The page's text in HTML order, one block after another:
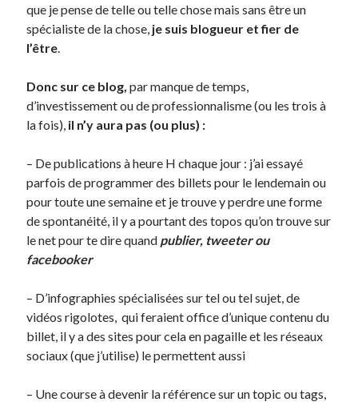
Green
Humeur
Lectures
Lyon à Livre Ouvert
Mini-monsieur
Non classé
Patchwork
Photos
Post inutile
Proust
Sons
Sorties cuculturelles
Vidéos
que je pense de telle ou telle chose mais sans être un
spécialiste de la chose, je suis blogueur et fier de
l’être.
Donc sur ce blog,par manque de temps,
d’investissement ou de professionnalisme (ou les trois à
la fois), il n’y aura pas (ou plus) :
– De publications à heure H chaque jour : j’ai essayé
parfois de programmer des billets pour le lendemain ou
pour toute une semaine et je trouve y perdre une forme
de spontanéité, il y a pourtant des topos qu’on trouve sur
le net pour te dire quand publier, tweeter ou
facebooker
– D’infographies spécialisées sur tel ou tel sujet, de
vidéos rigolotes, qui feraient office d’unique contenu du
billet, il y a des sites pour cela en pagaille et les réseaux
sociaux (que j’utilise) le permettent aussi
– Une course à devenir la référence sur un topic ou tags,